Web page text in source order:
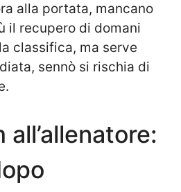
alla portata, mancano
il recupero di domani
classifica, ma serve
sennò si rischia di